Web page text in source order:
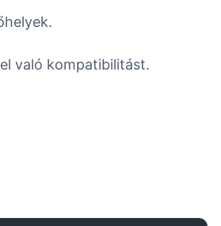
való kompatibilitást.